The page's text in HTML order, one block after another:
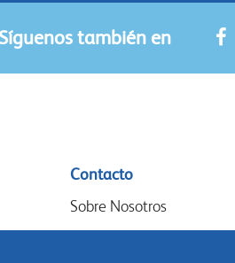
también en
Contacto
Sobre Nosotros